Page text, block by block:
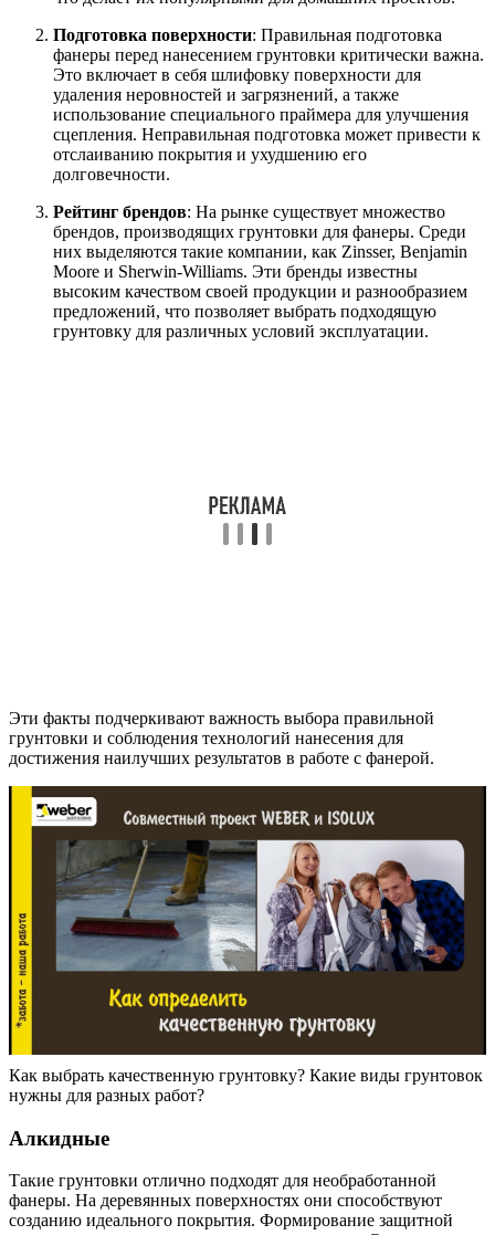
Подготовка поверхности: Правильная подготовка
фанеры перед нанесением грунтовки критически важна.
Это включает в себя шлифовку поверхности для
удаления неровностей и загрязнений, а также
использование специального праймера для улучшения
сцепления. Неправильная подготовка может привести к
отслаиванию покрытия и ухудшению его
долговечности.
Рейтинг брендов: На рынке существует множество
брендов, производящих грунтовки для фанеры. Среди
них выделяются такие компании, как Zinsser, Benjamin
Moore и Sherwin-Williams. Эти бренды известны
высоким качеством своей продукции и разнообразием
предложений, что позволяет выбрать подходящую
грунтовку для различных условий эксплуатации.
Эти факты подчеркивают важность выбора правильной
грунтовки и соблюдения технологий нанесения для
достижения наилучших результатов в работе с фанерой.
Как выбрать качественную грунтовку? Какие виды грунтовок
нужны для разных работ?
Алкидные
Такие грунтовки отлично подходят для необработанной
фанеры. На деревянных поверхностях они способствуют
созданию идеального покрытия. Формирование защитной